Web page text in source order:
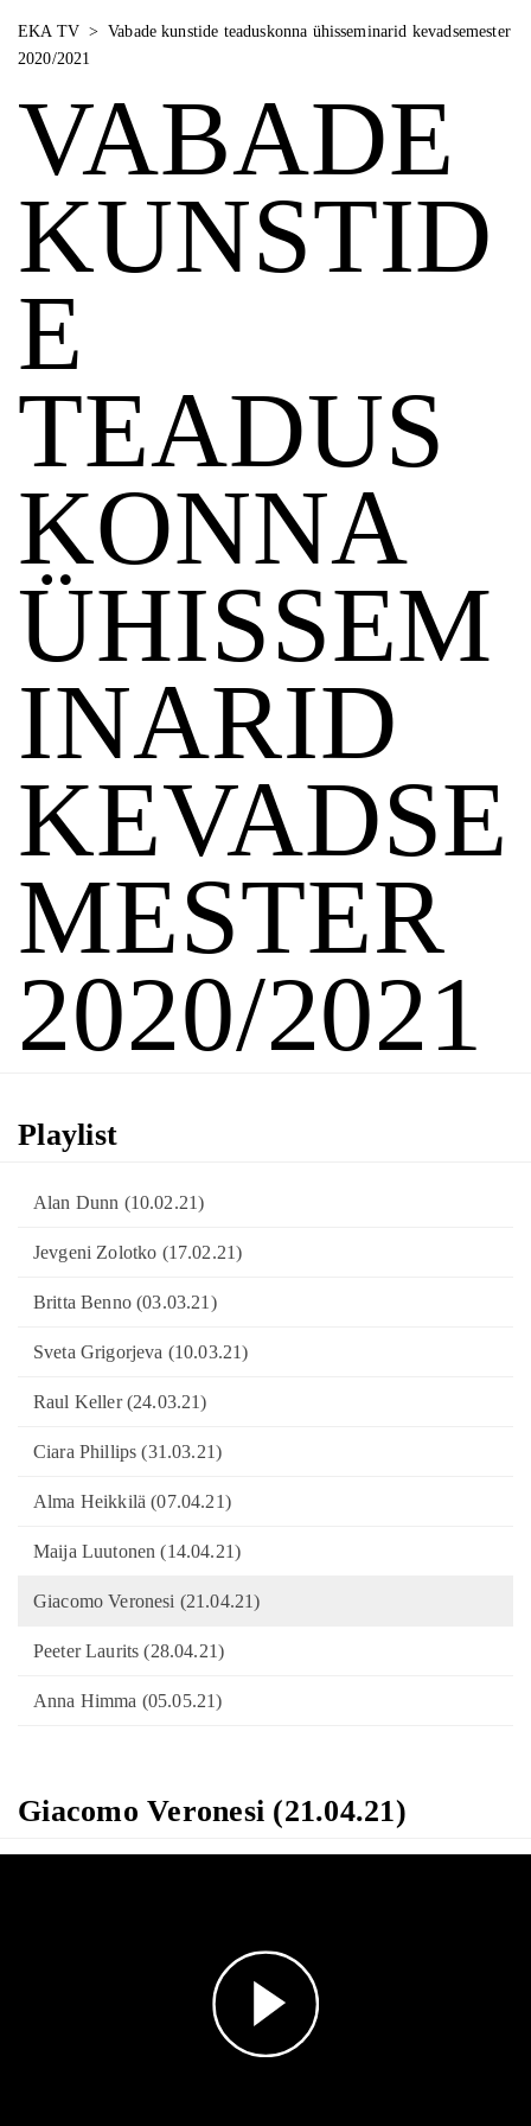
EKA TV > Vabade kunstide teaduskonna ühisseminarid kevadsemester
2020/2021
VABADE
KUNSTID
E
TEADUS
KONNA
ÜHISSEM
INARID
KEVADSE
MESTER
2020/2021
Playlist
Alan Dunn (10.02.21)
Jevgeni Zolotko (17.02.21)
Britta Benno (03.03.21)
Sveta Grigorjeva (10.03.21)
Raul Keller (24.03.21)
Ciara Phillips (31.03.21)
Alma Heikkilä (07.04.21)
Maija Luutonen (14.04.21)
Giacomo Veronesi (21.04.21)
Peeter Laurits (28.04.21)
Anna Himma (05.05.21)
Giacomo Veronesi (21.04.21)
Play
Video